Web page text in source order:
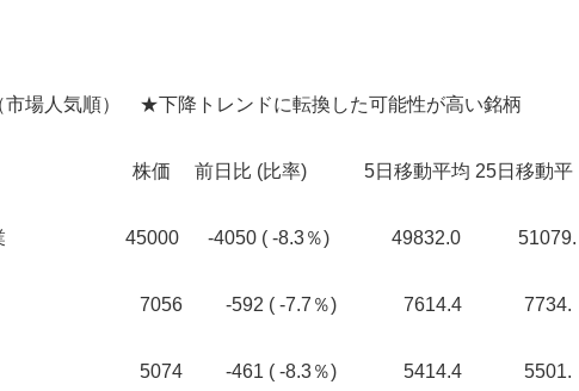
市場人気順） ★下降トレンドに転換した可能性が高い銘柄
前日比 (比率) 5日移動平均 25日移動平
工業 45000 -4050 ( -8.3％) 49832.0 51079.
ク 7056 -592 ( -7.7％) 7614.4 7734.
-461 ( -8.3％) 5414.4 5501.